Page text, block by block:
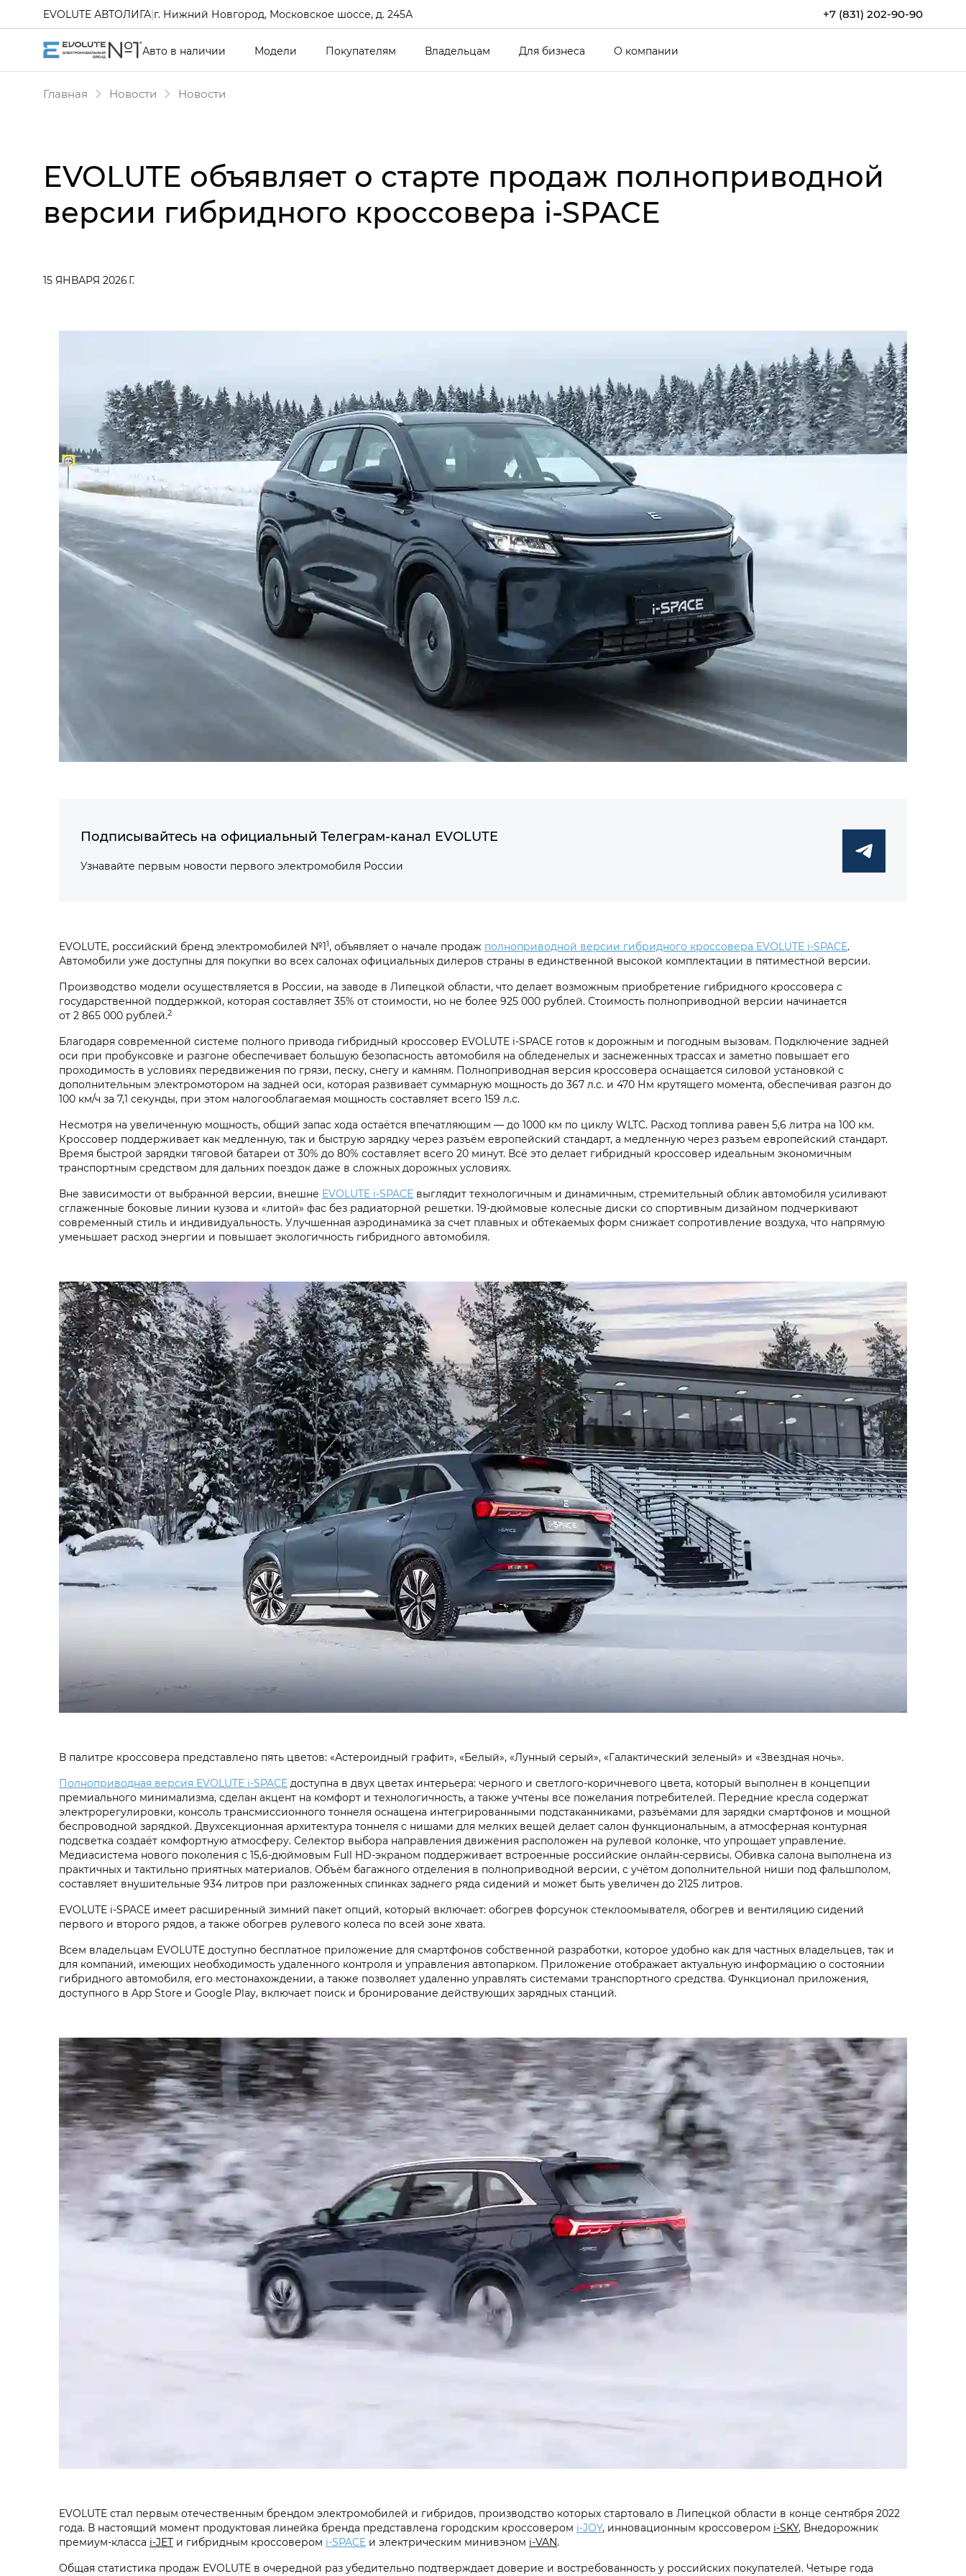
+7 (831) 202-90-90
EVOLUTE АВТОЛИГА|г. Нижний Новгород, Московское шоссе, д. 245А
Авто в наличии Модели Покупателям Владельцам Для бизнеса О компании
Главная Новости Новости
EVOLUTE объявляет о старте продаж полноприводной
версии гибридного кроссовера i‑SPACE
15 ЯНВАРЯ 2026 Г.
Подписывайтесь на официальный Телеграм-канал EVOLUTE
Узнавайте первым новости первого электромобиля России
EVOLUTE, российский бренд электромобилей №11, объявляет о начале продаж полноприводной версии гибридного кроссовера EVOLUTE i‑SPACE.
Автомобили уже доступны для покупки во всех салонах официальных дилеров страны в единственной высокой комплектации в пятиместной версии.
Производство модели осуществляется в России, на заводе в Липецкой области, что делает возможным приобретение гибридного кроссовера с
государственной поддержкой, которая составляет 35% от стоимости, но не более 925 000 рублей. Стоимость полноприводной версии начинается
от 2 865 000 рублей.2
Благодаря современной системе полного привода гибридный кроссовер EVOLUTE i‑SPACE готов к дорожным и погодным вызовам. Подключение задней
оси при пробуксовке и разгоне обеспечивает большую безопасность автомобиля на обледенелых и заснеженных трассах и заметно повышает его
проходимость в условиях передвижения по грязи, песку, снегу и камням. Полноприводная версия кроссовера оснащается силовой установкой с
дополнительным электромотором на задней оси, которая развивает суммарную мощность до 367 л.с. и 470 Нм крутящего момента, обеспечивая разгон до
100 км/ч за 7,1 секунды, при этом налогооблагаемая мощность составляет всего 159 л.с.
Несмотря на увеличенную мощность, общий запас хода остаётся впечатляющим — до 1000 км по циклу WLTC. Расход топлива равен 5,6 литра на 100 км.
Кроссовер поддерживает как медленную, так и быструю зарядку через разъём европейский стандарт, а медленную через разъем европейский стандарт.
Время быстрой зарядки тяговой батареи от 30% до 80% составляет всего 20 минут. Всё это делает гибридный кроссовер идеальным экономичным
транспортным средством для дальних поездок даже в сложных дорожных условиях.
Вне зависимости от выбранной версии, внешне EVOLUTE i‑SPACE выглядит технологичным и динамичным, стремительный облик автомобиля усиливают
сглаженные боковые линии кузова и «литой» фас без радиаторной решетки. 19-дюймовые колесные диски со спортивным дизайном подчеркивают
современный стиль и индивидуальность. Улучшенная аэродинамика за счет плавных и обтекаемых форм снижает сопротивление воздуха, что напрямую
уменьшает расход энергии и повышает экологичность гибридного автомобиля.
В палитре кроссовера представлено пять цветов: «Астероидный графит», «Белый», «Лунный серый», «Галактический зеленый» и «Звездная ночь».
Полноприводная версия EVOLUTE i‑SPACE доступна в двух цветах интерьера: черного и светлого-коричневого цвета, который выполнен в концепции
премиального минимализма, сделан акцент на комфорт и технологичность, а также учтены все пожелания потребителей. Передние кресла содержат
электрорегулировки, консоль трансмиссионного тоннеля оснащена интегрированными подстаканниками, разъёмами для зарядки смартфонов и мощной
беспроводной зарядкой. Двухсекционная архитектура тоннеля с нишами для мелких вещей делает салон функциональным, а атмосферная контурная
подсветка создаёт комфортную атмосферу. Селектор выбора направления движения расположен на рулевой колонке, что упрощает управление.
Медиасистема нового поколения с 15,6-дюймовым Full HD-экраном поддерживает встроенные российские онлайн-сервисы. Обивка салона выполнена из
практичных и тактильно приятных материалов. Объём багажного отделения в полноприводной версии, с учётом дополнительной ниши под фальшполом,
составляет внушительные 934 литров при разложенных спинках заднего ряда сидений и может быть увеличен до 2125 литров.
EVOLUTE i‑SPACE имеет расширенный зимний пакет опций, который включает: обогрев форсунок стеклоомывателя, обогрев и вентиляцию сидений
первого и второго рядов, а также обогрев рулевого колеса по всей зоне хвата.
Всем владельцам EVOLUTE доступно бесплатное приложение для смартфонов собственной разработки, которое удобно как для частных владельцев, так и
для компаний, имеющих необходимость удаленного контроля и управления автопарком. Приложение отображает актуальную информацию о состоянии
гибридного автомобиля, его местонахождении, а также позволяет удаленно управлять системами транспортного средства. Функционал приложения,
доступного в App Store и Google Play, включает поиск и бронирование действующих зарядных станций.
EVOLUTE стал первым отечественным брендом электромобилей и гибридов, производство которых стартовало в Липецкой области в конце сентября 2022
года. В настоящий момент продуктовая линейка бренда представлена городским кроссовером i‑JOY, инновационным кроссовером i‑SKY, Внедорожник
премиум-класса i‑JET и гибридным кроссовером i‑SPACE и электрическим минивэном i‑VAN.
Общая статистика продаж EVOLUTE в очередной раз убедительно подтверждает доверие и востребованность у российских покупателей. Четыре года